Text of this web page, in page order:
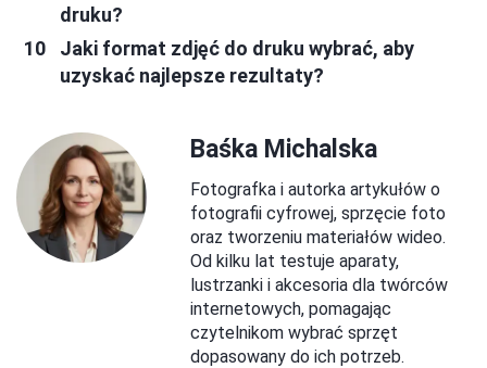
druku?
Jaki format zdjęć do druku wybrać, aby
uzyskać najlepsze rezultaty?
Baśka Michalska
Fotografka i autorka artykułów o
fotografii cyfrowej, sprzęcie foto
oraz tworzeniu materiałów wideo.
Od kilku lat testuje aparaty,
lustrzanki i akcesoria dla twórców
internetowych, pomagając
czytelnikom wybrać sprzęt
dopasowany do ich potrzeb.